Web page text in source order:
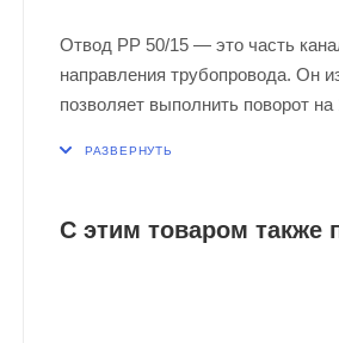
Отвод PP 50/15 — это часть
направления трубопровода. Он
позволяет выполнить поворот
стандартам, предназначен для
С этим товаром также